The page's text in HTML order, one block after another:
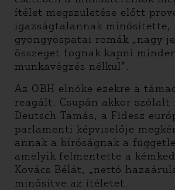
ítélet megszületése előtt
igazságtalannak minősítette,
gyöngyöspatai romák „nagy
összeget fognak kapni
munkavégzés nélkül”.
Az OBH elnöke ezekre a
reagált. Csupán akkor szólalt
Deutsch Tamás, a Fidesz
parlamenti képviselője
annak a bíróságnak a
amelyik felmentette a
Kovács Bélát, „nettó
minősítve az ítéletet.